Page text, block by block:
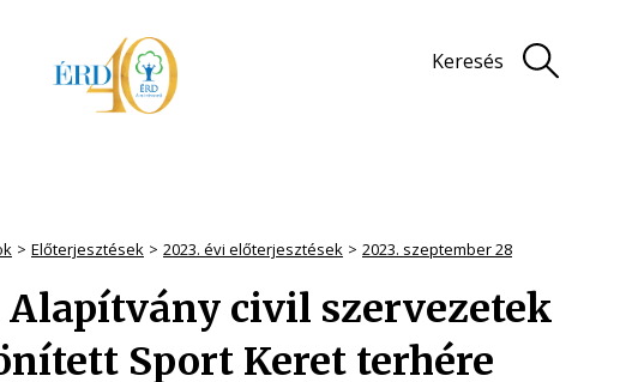
Keresés
Előterjesztések 2023. évi előterjesztések 2023. szeptember 28
civil szervezetek
Sport Keret terhére